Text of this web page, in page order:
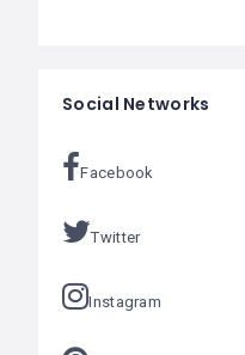
Social Networks
Facebook
Twitter
Instagram